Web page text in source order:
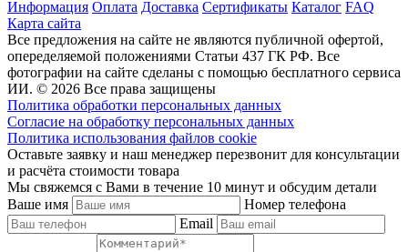
Информация Оплата Доставка Сертификаты Каталог FAQ
Карта сайта
Все предложения на сайте не являются публичной офертой,
опеределяемой положениями Статьи 437 ГК РФ. Все
фотографии на сайте сделаны с помощью бесплатного сервиса
ИИ. © 2026 Все права защищены
Политика обработки персональных данных
Согласие на обработку персональных данных
Политика использования файлов cookie
Оставьте заявку и наш менеджер перезвонит для консультации
и расчёта стоимости товара
Мы свяжемся с Вами в течение 10 минут и обсудим детали
Ваше имя
Номер телефона
Email